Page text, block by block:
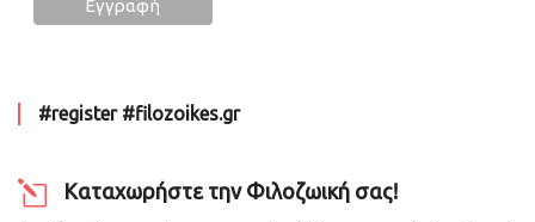
#register #filozoikes.gr
Καταχωρήστε την Φιλοζωική σας!